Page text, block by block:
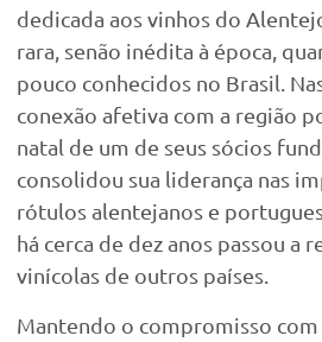
dedicada aos vinhos do
rara, senão inédita à época,
pouco conhecidos no Brasil.
conexão afetiva com a região
natal de um de seus sócios
consolidou sua liderança nas
rótulos alentejanos e
há cerca de dez anos passou a
vinícolas de outros países.
Mantendo o compromisso com